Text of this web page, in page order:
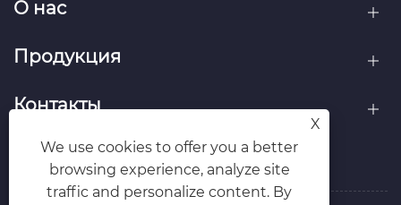
О нас
Продукция
Контакты
ПОДПИСЫВАЙТЕСЬ НА НАС
X
We use cookies to offer you a better
browsing experience, analyze site
traffic and personalize content. By